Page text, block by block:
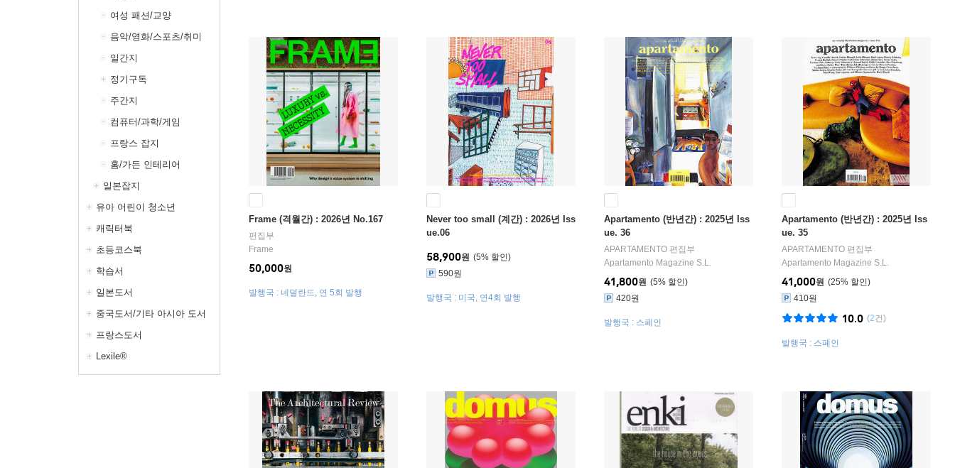
여성 패션/교양
음악/영화/스포츠/취미
일간지
정기구독
주간지
컴퓨터/과학/게임
프랑스 잡지
홈/가든 인테리어
일본잡지
유아 어린이 청소년
캐릭터북
초등코스북
학습서
일본도서
중국도서/기타 아시아 도서
프랑스도서
Lexile®
Frame (격월간) : 2026년 No.167
편집부
Frame
50,000원
발행국 : 네덜란드, 연 5회 발행
Never too small (계간) : 2026년 Iss
ue.06
5%
58,900원
590원
발행국 : 미국, 연4회 발행
Apartamento (반년간) : 2025년 Iss
ue. 36
APARTAMENTO 편집부
Apartamento Magazine S.L.
5%
41,800원
420원
발행국 : 스페인
Apartamento (반년간) : 2025년 Iss
ue. 35
APARTAMENTO 편집부
Apartamento Magazine S.L.
25%
41,000원
410원
(2건)
10.0
발행국 : 스페인